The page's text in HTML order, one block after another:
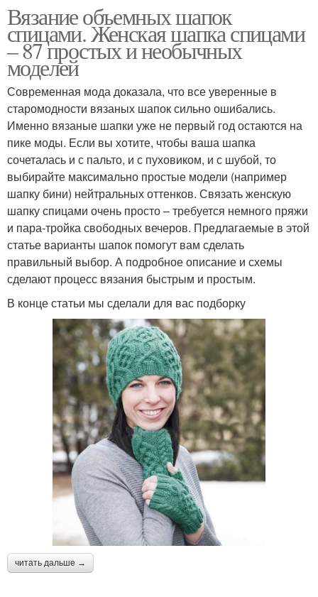
Вязание объемных шапок
спицами. Женская шапка спицами
– 87 простых и необычных
моделей
Современная мода доказала, что все уверенные в
старомодности вязаных шапок сильно ошибались.
Именно вязаные шапки уже не первый год остаются на
пике моды. Если вы хотите, чтобы ваша шапка
сочеталась и с пальто, и с пуховиком, и с шубой, то
выбирайте максимально простые модели (например
шапку бини) нейтральных оттенков. Связать женскую
шапку спицами очень просто – требуется немного пряжи
и пара-тройка свободных вечеров. Предлагаемые в этой
статье варианты шапок помогут вам сделать
правильный выбор. А подробное описание и схемы
сделают процесс вязания быстрым и простым.
В конце статьи мы сделали для вас подборку
читать дальше →